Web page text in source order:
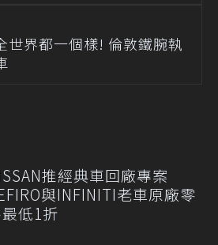
世界都一個樣! 倫敦鐵腕執
推經典車回廠專案
與INFINITI老車原廠零
低1折